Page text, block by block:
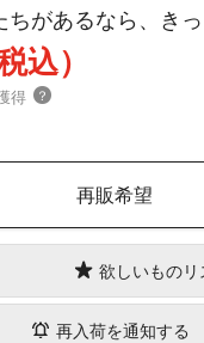
ちがあるなら、き
込）
得 ？
再販希望
欲しいもの
再入荷を通知する